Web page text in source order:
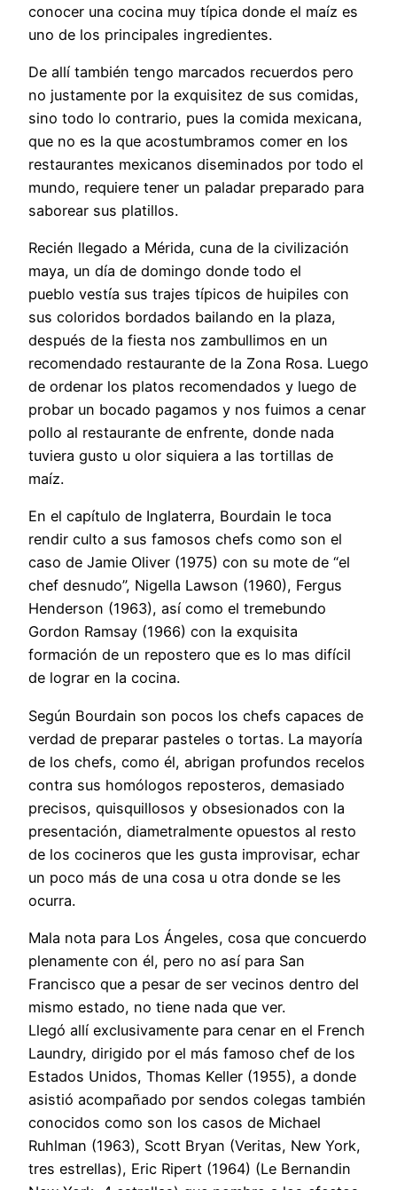
conocer una cocina muy típica donde el maíz es
uno de los principales ingredientes.
De allí también tengo marcados recuerdos pero
no justamente por la exquisitez de sus comidas,
sino todo lo contrario, pues la comida mexicana,
que no es la que acostumbramos comer en los
restaurantes mexicanos diseminados por todo el
mundo, requiere tener un paladar preparado para
saborear sus platillos.
Recién llegado a Mérida, cuna de la civilización
maya, un día de domingo donde todo el
pueblo vestía sus trajes típicos de huipiles con
sus coloridos bordados bailando en la plaza,
después de la fiesta nos zambullimos en un
recomendado restaurante de la Zona Rosa. Luego
de ordenar los platos recomendados y luego de
probar un bocado pagamos y nos fuimos a cenar
pollo al restaurante de enfrente, donde nada
tuviera gusto u olor siquiera a las tortillas de
maíz.
En el capítulo de Inglaterra, Bourdain le toca
rendir culto a sus famosos chefs como son el
caso de Jamie Oliver (1975) con su mote de “el
chef desnudo”, Nigella Lawson (1960), Fergus
Henderson (1963), así como el tremebundo
Gordon Ramsay (1966) con la exquisita
formación de un repostero que es lo mas difícil
de lograr en la cocina.
Según Bourdain son pocos los chefs capaces de
verdad de preparar pasteles o tortas. La mayoría
de los chefs, como él, abrigan profundos recelos
contra sus homólogos reposteros, demasiado
precisos, quisquillosos y obsesionados con la
presentación, diametralmente opuestos al resto
de los cocineros que les gusta improvisar, echar
un poco más de una cosa u otra donde se les
ocurra.
Mala nota para Los Ángeles, cosa que concuerdo
plenamente con él, pero no así para San
Francisco que a pesar de ser vecinos dentro del
mismo estado, no tiene nada que ver.
Llegó allí exclusivamente para cenar en el French
Laundry, dirigido por el más famoso chef de los
Estados Unidos, Thomas Keller (1955), a donde
asistió acompañado por sendos colegas también
conocidos como son los casos de Michael
Ruhlman (1963), Scott Bryan (Veritas, New York,
tres estrellas), Eric Ripert (1964) (Le Bernandin